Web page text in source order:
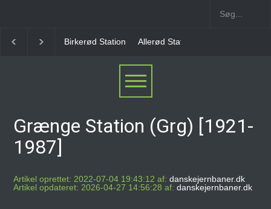
Allerød Station Favrholm Station
Grænge Station (Grg) [1921-
1987]
Artikel oprettet: 2022-07-04 19:43:12 af: danskejernbaner.dk
Artikel opdateret: 2026-04-27 14:56:28 af: danskejernbaner.dk